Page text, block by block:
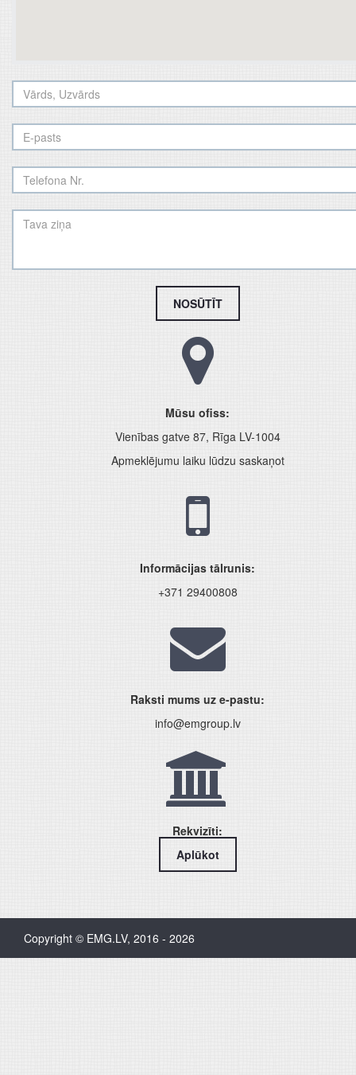
NOSŪTĪT
Mūsu ofiss:
Vienības gatve 87, Rīga LV-1004
Apmeklējumu laiku lūdzu saskaņot
Informācijas tālrunis:
+371 29400808
Raksti mums uz e-pastu:
info@emgroup.lv
Rekvizīti:
Aplūkot
Copyright © EMG.LV, 2016 - 2026